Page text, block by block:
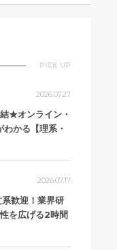
PICK UP
2026.07.27
★オンライン・
かる【理系・
2026.07.17
歓迎！業界研
を広げる2時間